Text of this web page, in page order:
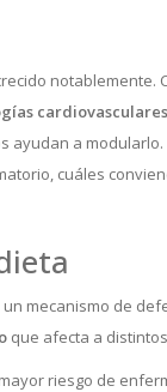
notablemente.
ayudan a modularlo.
cuáles
mecanismo de
que afecta a
riesgo de